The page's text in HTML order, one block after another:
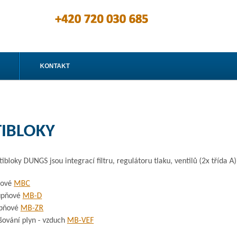
KONTAKT
DUNGS jsou integrací filtru, regulátoru tlaku, ventilů (2x třída
MBC
MB-D
MB-ZR
plyn - vzduch MB-VEF